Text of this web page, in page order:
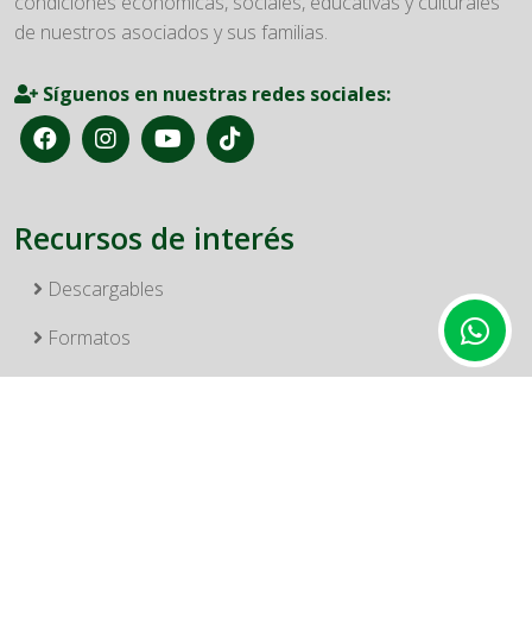
de nuestros asociados y sus familias.
Síguenos en nuestras redes sociales:
Recursos de interés
Descargables
Formatos